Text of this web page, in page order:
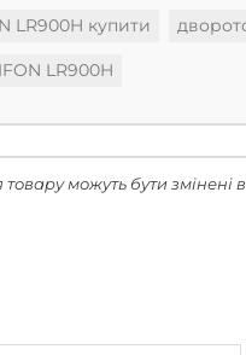
LR900H купити
LR900H
можуть бути